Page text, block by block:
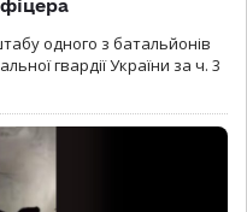
одного з батальйонів
гвардії України за ч. 3